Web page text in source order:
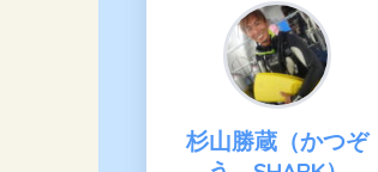
杉山勝蔵（かつぞ